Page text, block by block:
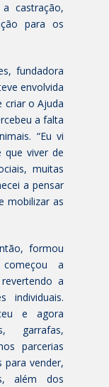
castração,
para os
fundadora
envolvida
criar o Ajuda
a falta
“Eu vi
que viver de
muitas
a pensar
mobilizar as
formou
a
a
individuais.
e agora
garrafas,
parcerias
vender,
além dos